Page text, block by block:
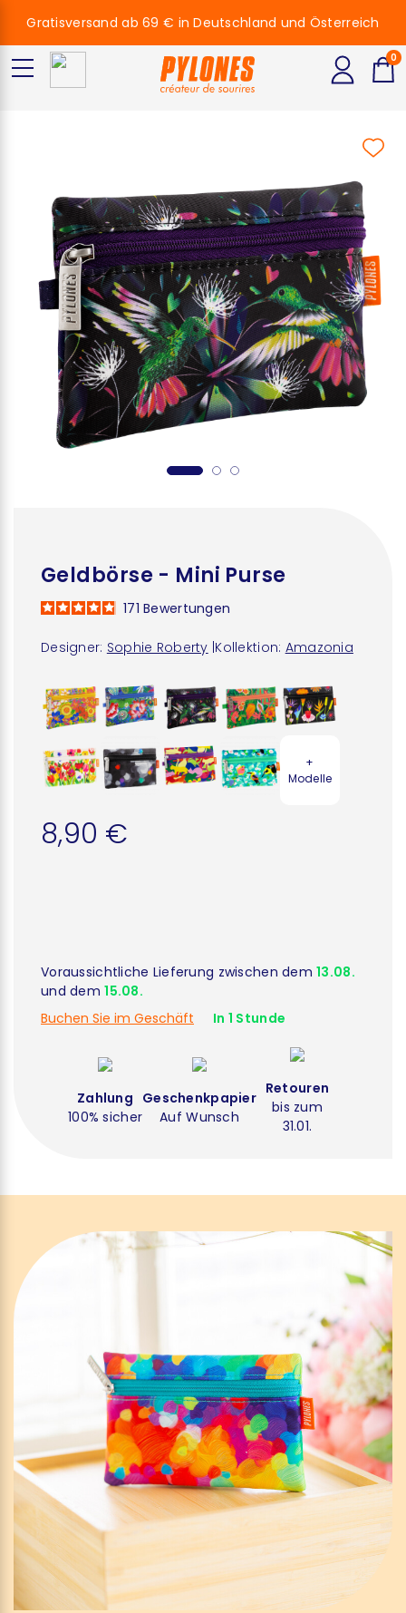
Geldbörse - Mini Purse
Designer: Sophie Roberty Kollektion: Amazonia
171Bewertungen
+
Modelle
8,90 €
Voraussichtliche Lieferung zwischen dem13.08.
und dem15.08.
Buchen Sie im Geschäft
In 1 Stunde
Zahlung
100% sicher
Geschenkpapier
Auf Wunsch
Retouren
bis zum
31.01.
Gratisversand ab 69 € in Deutschland und Österreich
0